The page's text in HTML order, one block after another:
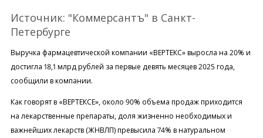
Источник: "Коммерсантъ" в Санкт-
Петербурге
Выручка фармацевтической компании «ВЕРТЕКС» выросла на 20% и
достигла 18,1 млрд рублей за первые девять месяцев 2025 года,
сообщили в компании.
Как говорят в «ВЕРТЕКСЕ», около 90% объема продаж приходится
на лекарственные препараты, доля жизненно необходимых и
важнейших лекарств (ЖНВЛП) превысила 74% в натуральном